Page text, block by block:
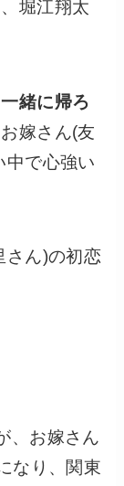
、堀江翔太
緒に帰ろ
嫁さん(友
中で心強い
さん)の初恋
、お嫁さん
なり、関東